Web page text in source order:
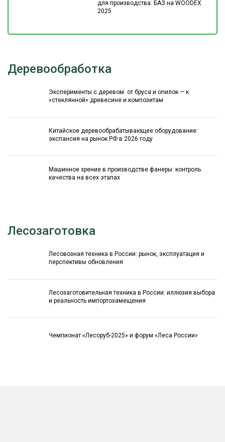
для производства: БАЗ на WOODEX
2025
Деревообработка
Эксперименты с деревом: от бруса и опилок — к
«стеклянной» древесине и композитам
Китайское деревообрабатывающее оборудование:
экспансия на рынок РФ в 2026 году
Машинное зрение в производстве фанеры: контроль
качества на всех этапах
Лесозаготовка
Лесовозная техника в России: рынок, эксплуатация и
перспективы обновления
Лесозаготовительная техника в России: иллюзия выбора
и реальность импортозамещения
Чемпионат «Лесоруб-2025» и форум «Леса России»